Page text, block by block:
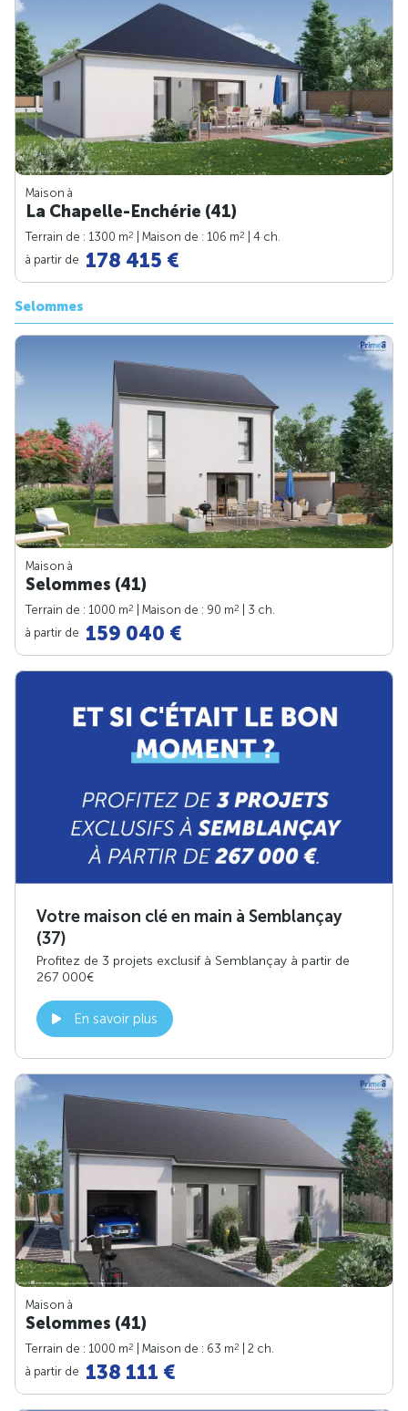
Maison à
La Chapelle-Enchérie (41)
Terrain de : 1300 m2 | Maison de : 106 m2
| 4 ch.
à partir de 178 415 €
Selommes
Maison à
Selommes (41)
Terrain de : 1000 m2 | Maison de : 90 m2
| 3 ch.
à partir de 159 040 €
Votre maison clé en main à Semblançay
(37)
Profitez de 3 projets exclusif à Semblançay à partir de
267 000€
En savoir plus
Maison à
Selommes (41)
Terrain de : 1000 m2 | Maison de : 63 m2
| 2 ch.
à partir de 138 111 €